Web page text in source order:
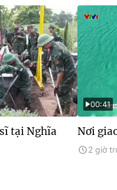
tại Nghĩa
00:41
Nơi
2 giờ